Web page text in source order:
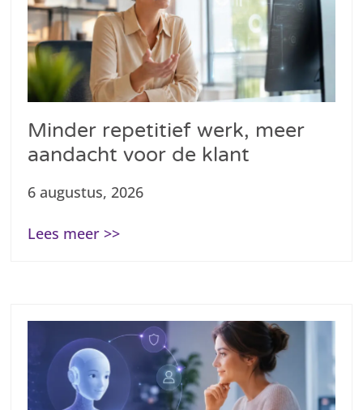
Minder repetitief werk, meer
aandacht voor de klant
6 augustus, 2026
Lees meer >>